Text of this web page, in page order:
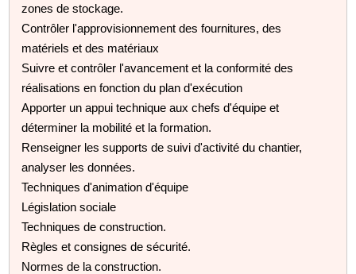
zones de stockage.
Contrôler l'approvisionnement des fournitures, des
matériels et des matériaux
Suivre et contrôler l'avancement et la conformité des
réalisations en fonction du plan d'exécution
Apporter un appui technique aux chefs d'équipe et
déterminer la mobilité et la formation.
Renseigner les supports de suivi d'activité du chantier,
analyser les données.
Techniques d'animation d'équipe
Législation sociale
Techniques de construction.
Règles et consignes de sécurité.
Normes de la construction.